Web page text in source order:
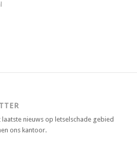
nieuws op letselschade gebied
ons kantoor.